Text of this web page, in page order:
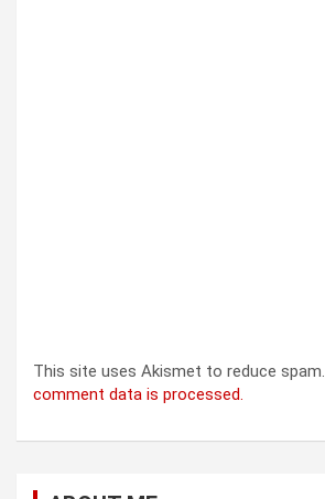
This site uses Akismet to reduce spam.
comment data is processed.